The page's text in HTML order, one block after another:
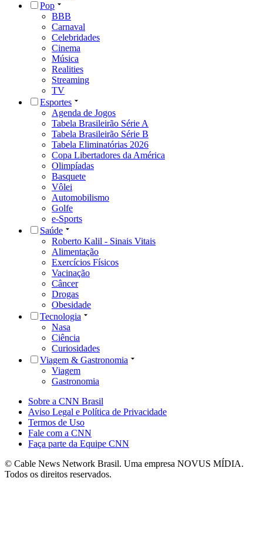
Pop
BBB
Carnaval
Celebridades
Cinema
Música
Realities
Streaming
TV
Esportes
Agenda de Jogos
Tabela Brasileirão Série A
Tabela Brasileirão Série B
Tabela Eliminatórias 2026
Copa Libertadores da América
Olimpíadas
Basquete
Vôlei
Automobilismo
Golfe
e-Sports
Saúde
Roberto Kalil - Sinais Vitais
Alimentação
Exercícios Físicos
Vacinação
Câncer
Drogas
Obesidade
Tecnologia
Nasa
Ciência
Curiosidades
Viagem & Gastronomia
Viagem
Gastronomia
Sobre a CNN Brasil
Aviso Legal e Política de Privacidade
Termos de Uso
Fale com a CNN
Faça parte da Equipe CNN
© Cable News Network Brasil. Uma empresa NOVUS MÍDIA.
Todos os direitos reservados.